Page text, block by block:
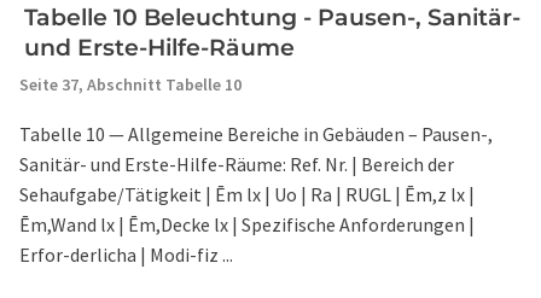
Tabelle 10 Beleuchtung - Pausen-, Sanitär-
und Erste-Hilfe-Räume
Seite 37, Abschnitt Tabelle 10
Tabelle 10 — Allgemeine Bereiche in Gebäuden – Pausen-,
Sanitär- und Erste-Hilfe-Räume: Ref. Nr. | Bereich der
Sehaufgabe/Tätigkeit | Ēm lx | Uo | Ra | RUGL | Ēm,z lx |
Ēm,Wand lx | Ēm,Decke lx | Spezifische Anforderungen |
Erfor-derlicha | Modi-fiz ...